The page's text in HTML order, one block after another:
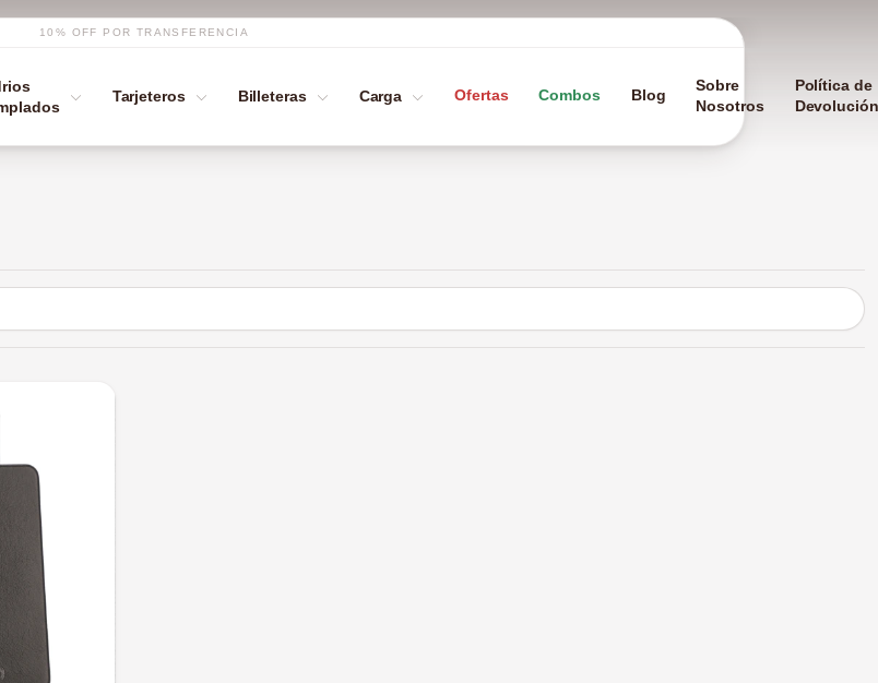
10% OFF POR TRANSFERENCIA
Tarjeteros Billeteras Carga Ofertas Combos Blog
Sobre
Nosotros
Política de
Devolución